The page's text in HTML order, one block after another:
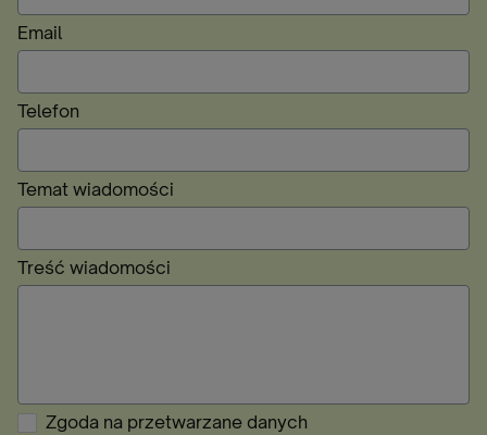
Email
Telefon
Temat wiadomości
Treść wiadomości
Zgoda na przetwarzane danych